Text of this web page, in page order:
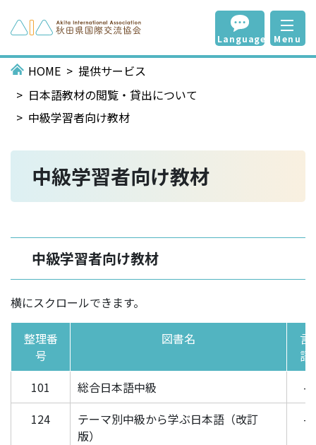
Language Menu
HOME
提供サービス
日本語教材の閲覧・貸出について
中級学習者向け教材
中級学習者向け教材
中級学習者向け教材
横にスクロールできます。
整理番
号
図書名
言
語
101
総合日本語中級
-
124
テーマ別中級から学ぶ日本語（改訂
版）
-